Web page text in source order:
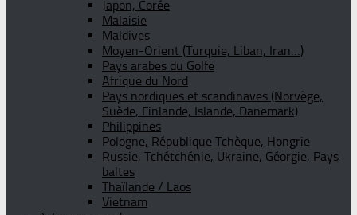
Japon, Corée
Malaisie
Maldives
Moyen-Orient (Turquie, Liban, Iran…)
Pays arabes du Golfe
Afrique du Nord
Pays nordiques et scandinaves (Norvège,
Suède, Finlande, Islande, Danemark)
Philippines
Pologne, République Tchèque, Hongrie
Russie, Tchétchénie, Ukraine, Géorgie, Pays
baltes
Thaïlande / Laos
Vietnam